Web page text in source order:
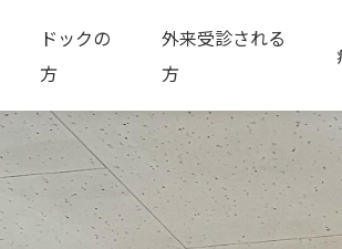
ドックの
方
外来受診される
方